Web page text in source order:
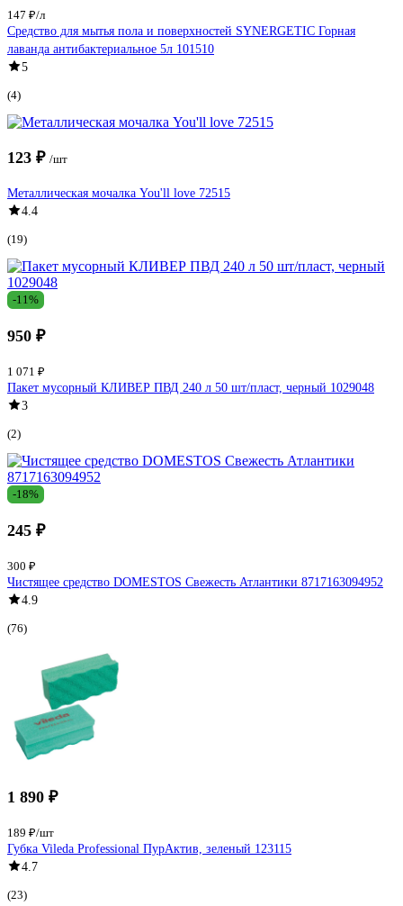
147 ₽/л
Средство для мытья пола и поверхностей SYNERGETIC Горная
лаванда антибактериальное 5л 101510
5
(4)
123 ₽ /шт
Металлическая мочалка You'll love 72515
4.4
(19)
-11%
950 ₽
1 071 ₽
Пакет мусорный КЛИВЕР ПВД 240 л 50 шт/пласт, черный 1029048
3
(2)
-18%
245 ₽
300 ₽
Чистящее средство DOMESTOS Свежесть Атлантики 8717163094952
4.9
(76)
1 890 ₽
189 ₽/шт
Губка Vileda Professional ПурАктив, зеленый 123115
4.7
(23)